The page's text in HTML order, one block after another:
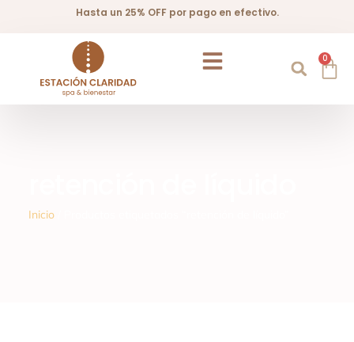
Hasta un 25% OFF por pago en efectivo.
0
Inicio/ Productos etiquetados “retención de líquido”